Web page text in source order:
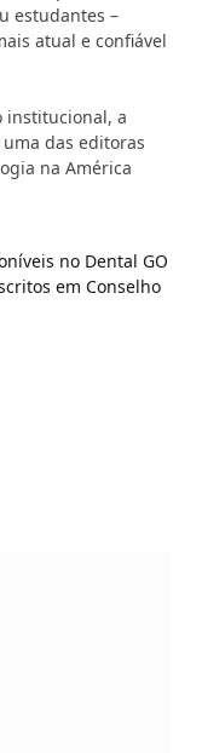
estudantes –
atual e confiável
institucional, a
das editoras
na América
no Dental GO
em Conselho